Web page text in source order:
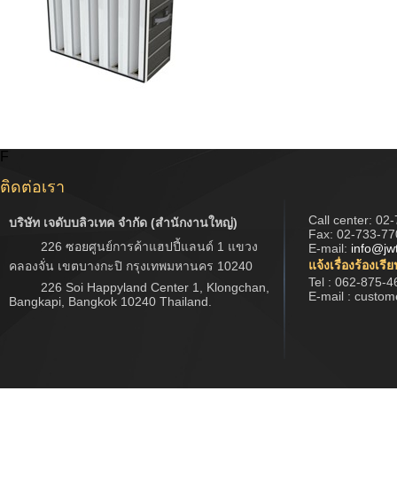
F
ติดต่อเรา
บริษัท เจดับบลิวเทค จำกัด (สำนักงานใหญ่)
226 ซอยศูนย์การค้าแฮปปี้แลนด์ 1 แขวง
คลองจั่น เขตบางกะปิ กรุงเทพมหานคร 10240
226 Soi Happyland Center 1, Klongchan,
Bangkapi, Bangkok 10240 Thailand.
Call center: 02-
Fax: 02-733-
E-mail:
แจ้งเรื่องร้องเรี
Tel : 062-875-
E-mail :